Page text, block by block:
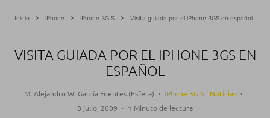
Inicio iPhone iPhone 3G S Visita guiada por el iPhone 3GS en español
VISITA GUIADA POR EL IPHONE 3GS EN
ESPAÑOL
M. Alejandro W. García Fuentes (Esfera) · iPhone 3G S Noticias ·
8 julio, 2009 · 1 Minuto de lectura